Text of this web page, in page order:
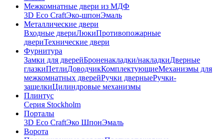
Межкомнатные двери из МДФ
3D Eco CraftЭко-шпонЭмаль
Металлические двери
Входные двериЛюкиПротивопожарные
двериТехнические двери
Фурнитура
Замки для дверейБроненакладки/накладкиДверные
глазкиПетлиДоводчикКомплектующиеМеханизмы для
межкомнатных дверейРучки дверныеРучки-
защелкиЦилиндровые механизмы
Плинтус
Серия Stockholm
Порталы
3D Eco CraftЭко ШпонЭмаль
Ворота